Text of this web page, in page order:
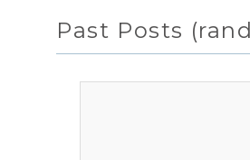
Past Posts